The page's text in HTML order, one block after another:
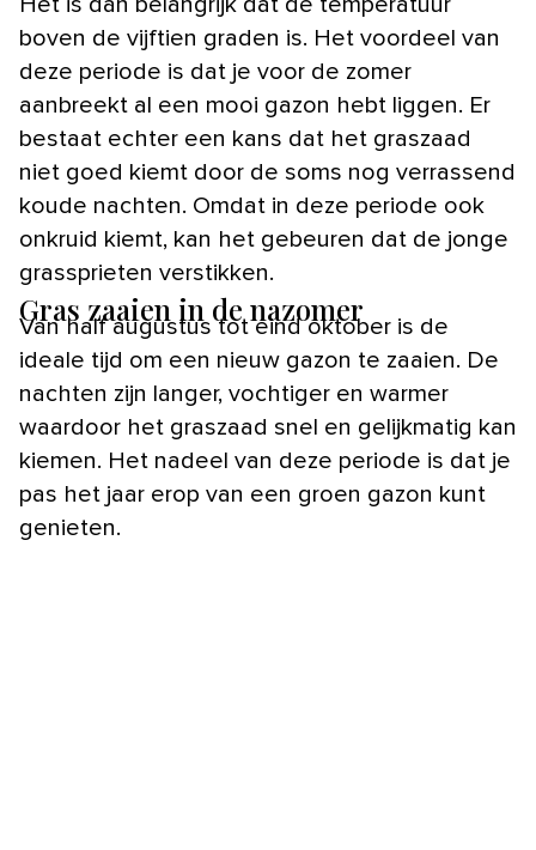
Het is dan belangrijk dat de temperatuur
boven de vijftien graden is. Het voordeel van
deze periode is dat je voor de zomer
aanbreekt al een mooi gazon hebt liggen. Er
bestaat echter een kans dat het graszaad
niet goed kiemt door de soms nog verrassend
koude nachten. Omdat in deze periode ook
onkruid kiemt, kan het gebeuren dat de jonge
grassprieten verstikken.
Gras zaaien in de nazomer
Van half augustus tot eind oktober is de
ideale tijd om een nieuw gazon te zaaien. De
nachten zijn langer, vochtiger en warmer
waardoor het graszaad snel en gelijkmatig kan
kiemen. Het nadeel van deze periode is dat je
pas het jaar erop van een groen gazon kunt
genieten.